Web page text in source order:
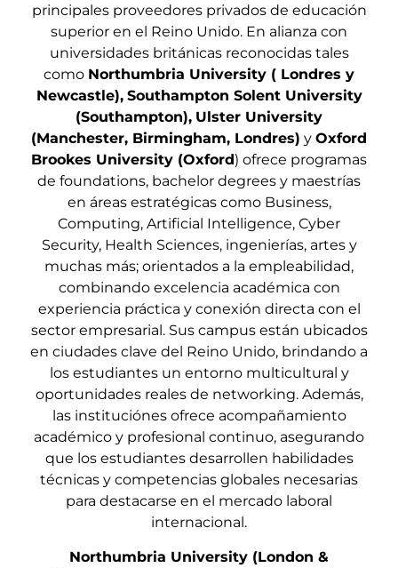
principales proveedores privados de educación
superior en el Reino Unido. En alianza con
universidades británicas reconocidas tales
como Northumbria University ( Londres y
Newcastle), Southampton Solent University
(Southampton), Ulster University
(Manchester, Birmingham, Londres) y Oxford
Brookes University (Oxford) ofrece programas
de foundations, bachelor degrees y maestrías
en áreas estratégicas como Business,
Computing, Artificial Intelligence, Cyber
Security, Health Sciences, ingenierías, artes y
muchas más; orientados a la empleabilidad,
combinando excelencia académica con
experiencia práctica y conexión directa con el
sector empresarial. Sus campus están ubicados
en ciudades clave del Reino Unido, brindando a
los estudiantes un entorno multicultural y
oportunidades reales de networking. Además,
las instituciónes ofrece acompañamiento
académico y profesional continuo, asegurando
que los estudiantes desarrollen habilidades
técnicas y competencias globales necesarias
para destacarse en el mercado laboral
internacional.
Northumbria University (London &